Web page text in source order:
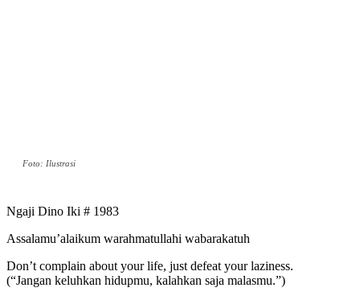
Foto: Ilustrasi
Ngaji Dino Iki # 1983
Assalamu’alaikum warahmatullahi wabarakatuh
Don’t complain about your life, just defeat your laziness.
(“Jangan keluhkan hidupmu, kalahkan saja malasmu.”)